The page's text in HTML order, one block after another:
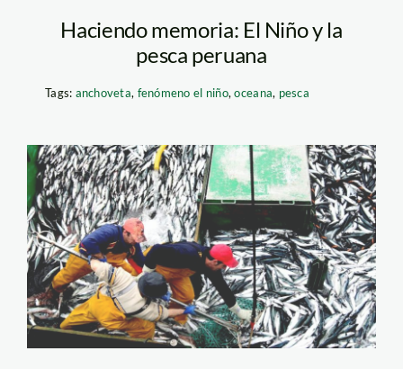
Haciendo memoria: El Niño y la
pesca peruana
Tags: anchoveta, fenómeno el niño,oceana, pesca
anchoveta_andina